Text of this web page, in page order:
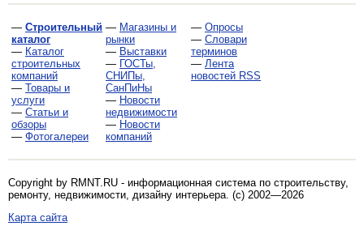
— Строительный
каталог
— Каталог
строительных
компаний
— Товары и
услуги
— Статьи и
обзоры
— Фотогалереи
— Магазины и
рынки
— Выставки
— ГОСТы,
СНИПы,
СанПиНы
— Новости
недвижимости
— Новости
компаний
— Опросы
— Словари
терминов
— Лента
новостей RSS
Copyright by RMNT.RU - информационная система по строительству,
ремонту, недвижимости, дизайну интерьера. (c) 2002—2026
Карта сайта